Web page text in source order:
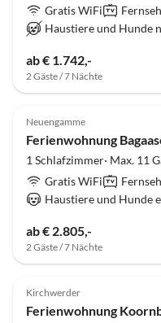
Gratis WiFi
Haustiere und Hunde
ab € 1.742,-
2 Gäste / 7 Nächte
5.0 (1)
Neuengamme
Ferienwohnung
1 Schlafzimmer· Max. 11
Gratis WiFi
Haustiere und Hunde
ab € 2.805,-
2 Gäste / 7 Nächte
Kirchwerder
Ferienwohnung